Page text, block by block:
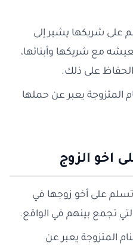
على شريكها يشير إلى
مع شريكها وأبنائها،
على ذلك.
المتزوجة يعبر عن حملها
اخو الزوج
تسلم على أخو زوجها في
تجمع بينهم في الواقع.
المتزوجة يعبر عن